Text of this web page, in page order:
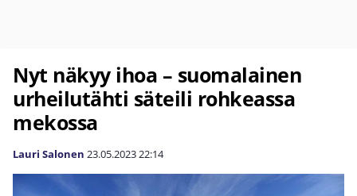
Nyt näkyy ihoa – suomalainen
urheilutähti säteili rohkeassa
mekossa
Lauri Salonen 23.05.202322:14